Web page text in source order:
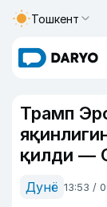
Тошкент
Трамп
қилди —
Дунё 13:53 /